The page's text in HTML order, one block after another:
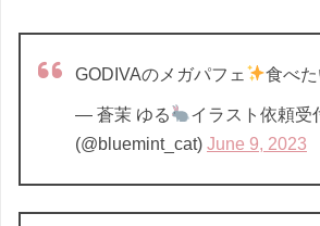
GODIVAのメガパフェ 食べ
— 蒼茉 ゆる
イラスト依頼受
(@bluemint_cat) June 9, 2023